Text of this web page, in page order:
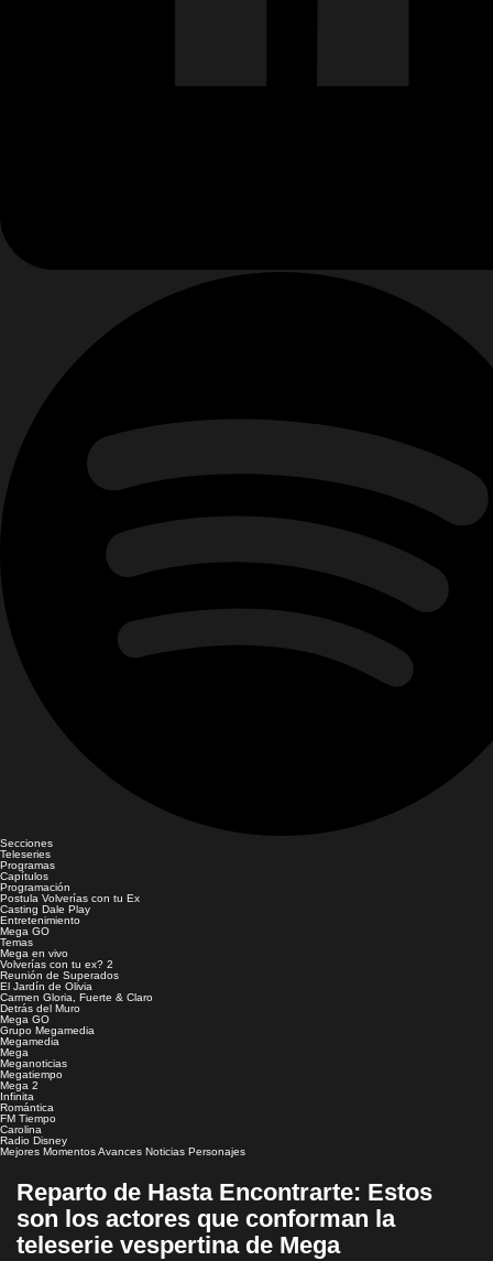
Secciones
Teleseries
Programas
Capítulos
Programación
Postula Volverías con tu Ex
Casting Dale Play
Entretenimiento
Mega GO
Temas
Mega en vivo
Volverías con tu ex? 2
Reunión de Superados
El Jardín de Olivia
Carmen Gloria, Fuerte & Claro
Detrás del Muro
Mega GO
Grupo Megamedia
Megamedia
Mega
Meganoticias
Megatiempo
Mega 2
Infinita
Romántica
FM Tiempo
Carolina
Radio Disney
Mejores MomentosAvances Noticias Personajes
Reparto de Hasta Encontrarte: Estos
son los actores que conforman la
teleserie vespertina de Mega